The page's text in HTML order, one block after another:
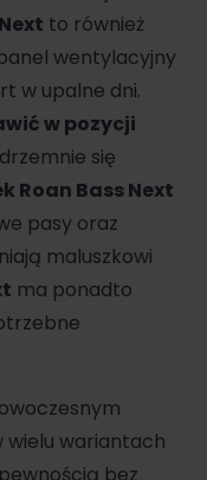
to również
wentylacyjny
w upalne dni.
w pozycji
się
Roan Bass Next
pasy oraz
maluszkowi
ma ponadto
wielu wariantach